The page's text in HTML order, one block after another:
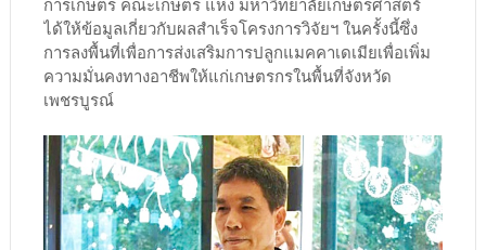
ได้ให้ข้อมูลเกี่ยวกับผลสำเร็จโครงการวิจัยฯ ในครั้งนี้ซึ่ง
การลงพื้นที่เพื่อการส่งเสริมการปลูกแมคคาเดเมียเพื่อเพิ่ม
ความมั่นคงทางอาชีพให้แก่เกษตรกรในพื้นที่จังหวัด
เพชรบูรณ์